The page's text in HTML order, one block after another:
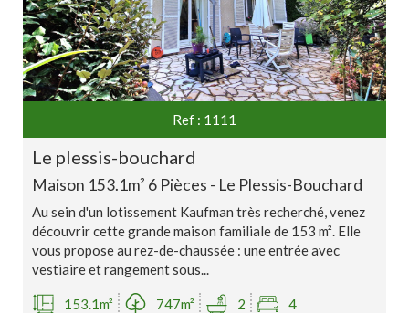
Ref : 1111
le plessis-bouchard
Maison 153.1m² 6 Pièces - Le Plessis-Bouchard
Au sein d'un lotissement Kaufman très recherché, venez
découvrir cette grande maison familiale de 153 m². Elle
vous propose au rez-de-chaussée : une entrée avec
vestiaire et rangement sous...
153.1m² 747m² 2 4